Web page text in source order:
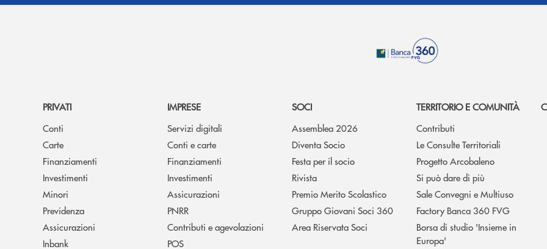
PRIVATI
Conti
Carte
Finanziamenti
Investimenti
Minori
Previdenza
Assicurazioni
Inbank
IMPRESE
Servizi digitali
Conti e carte
Finanziamenti
Investimenti
Assicurazioni
PNRR
Contributi e agevolazioni
POS
SOCI
Assemblea 2026
Diventa Socio
Festa per il socio
Rivista
Premio Merito Scolastico
Gruppo Giovani Soci 360
Area Riservata Soci
TERRITORIO E COMUNITÀ
Contributi
Le Consulte Territoriali
Progetto Arcobaleno
Si può dare di più
Sale Convegni e Multiuso
Factory Banca 360 FVG
Borsa di studio 'Insieme in
Europa'